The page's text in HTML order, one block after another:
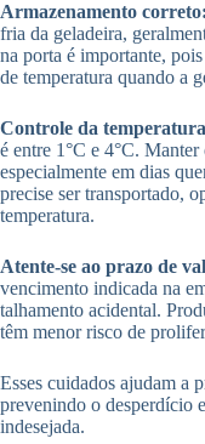
Armazenamento correto:
fria da geladeira,
na porta é importante,
de temperatura quando a
Controle da
é entre 1°C e 4°C.
especialmente em dias
precise ser transportado,
temperatura.
Atente-se ao prazo de
vencimento indicada na
talhamento acidental.
têm menor risco de
Esses cuidados ajudam a
prevenindo o desperdício
indesejada.